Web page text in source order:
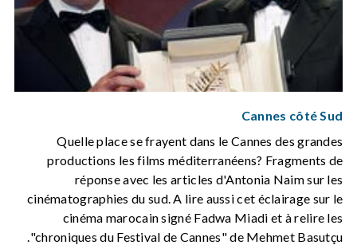
Cannes côté Sud
Quelle place se frayent dans le Cannes des grandes
productions les films méditerranéens? Fragments de
réponse avec les articles d'Antonia Naim sur les
cinématographies du sud. A lire aussi cet éclairage sur le
cinéma marocain signé Fadwa Miadi et à relire les
"chroniques du Festival de Cannes" de Mehmet Basutçu.